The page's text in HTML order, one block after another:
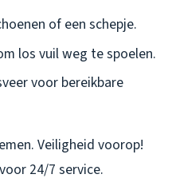
of een schepje.
los vuil weg te spoelen.
voor bereikbare
Veiligheid voorop!
voor 24/7 service.